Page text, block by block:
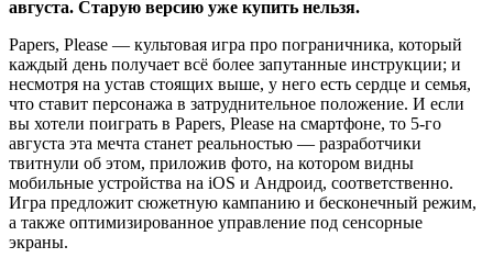
августа. Старую версию уже купить нельзя.
Papers, Please — культовая игра про пограничника, который
каждый день получает всё более запутанные инструкции; и
несмотря на устав стоящих выше, у него есть сердце и семья,
что ставит персонажа в затруднительное положение. И если
вы хотели поиграть в Papers, Please на смартфоне, то 5-го
августа эта мечта станет реальностью — разработчики
твитнули об этом, приложив фото, на котором видны
мобильные устройства на iOS и Андроид, соответственно.
Игра предложит сюжетную кампанию и бесконечный режим,
а также оптимизированное управление под сенсорные
экраны.